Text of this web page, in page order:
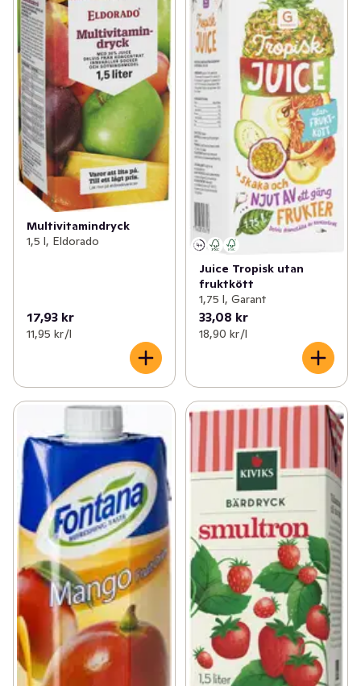
Multivitamindryck
1,5 l, Eldorado
17,93 kr
11,95 kr /l
Juice Tropisk utan
fruktkött
1,75 l, Garant
33,08 kr
18,90 kr /l